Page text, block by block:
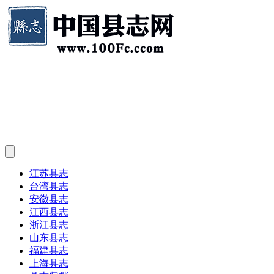
江苏县志
台湾县志
安徽县志
江西县志
浙江县志
山东县志
福建县志
上海县志